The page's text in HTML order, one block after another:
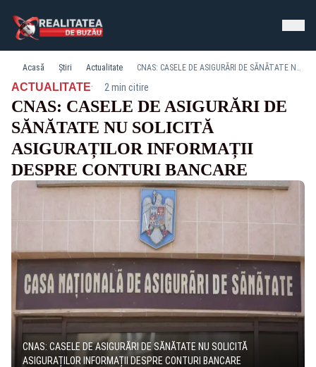
Acasă Știri Actualitate CNAS: CASELE DE ASIGURĂRI DE SĂNĂTATE NU SOLICITĂ ASIGURAȚILOR INFORMAȚII DESPRE CONTURI BANCARE
ACTUALITATE· 2 min citire
CNAS: CASELE DE ASIGURĂRI DE
SĂNĂTATE NU SOLICITĂ
ASIGURAȚILOR INFORMAȚII
DESPRE CONTURI BANCARE
CNAS: CASELE DE ASIGURĂRI DE SĂNĂTATE NU SOLICITĂ
ASIGURAȚILOR INFORMAȚII DESPRE CONTURI BANCARE